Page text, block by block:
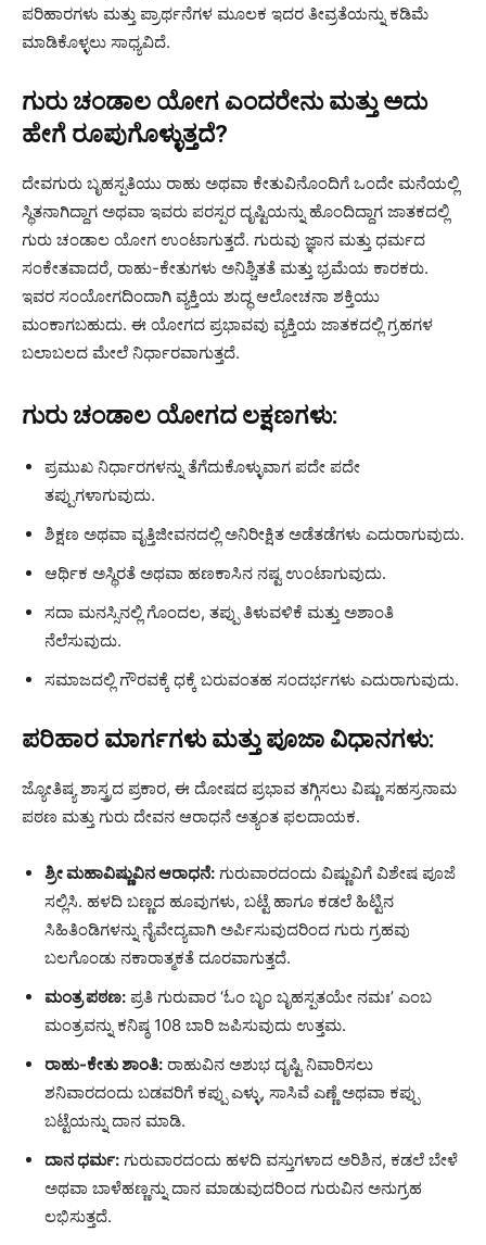
ಪರಿಹಾರಗಳು ಮತ್ತು ಪ್ರಾರ್ಥನೆಗಳ ಮೂಲಕ ಇದರ ತೀವ್ರತೆಯನ್ನು ಕಡಿಮೆ
ಮಾಡಿಕೊಳ್ಳಲು ಸಾಧ್ಯವಿದೆ.
ಗುರು ಚಂಡಾಲ ಯೋಗ ಎಂದರೇನು ಮತ್ತು ಅದು
ಹೇಗೆ ರೂಪುಗೊಳ್ಳುತ್ತದೆ?
ದೇವಗುರು ಬೃಹಸ್ಪತಿಯು ರಾಹು ಅಥವಾ ಕೇತುವಿನೊಂದಿಗೆ ಒಂದೇ ಮನೆಯಲ್ಲಿ
ಸ್ಥಿತನಾಗಿದ್ದಾಗ ಅಥವಾ ಇವರು ಪರಸ್ಪರ ದೃಷ್ಟಿಯನ್ನು ಹೊಂದಿದ್ದಾಗ ಜಾತಕದಲ್ಲಿ
ಗುರು ಚಂಡಾಲ ಯೋಗ ಉಂಟಾಗುತ್ತದೆ. ಗುರುವು ಜ್ಞಾನ ಮತ್ತು ಧರ್ಮದ
ಸಂಕೇತವಾದರೆ, ರಾಹು-ಕೇತುಗಳು ಅನಿಶ್ಚಿತತೆ ಮತ್ತು ಭ್ರಮೆಯ ಕಾರಕರು.
ಇವರ ಸಂಯೋಗದಿಂದಾಗಿ ವ್ಯಕ್ತಿಯ ಶುದ್ಧ ಆಲೋಚನಾ ಶಕ್ತಿಯು
ಮಂಕಾಗಬಹುದು. ಈ ಯೋಗದ ಪ್ರಭಾವವು ವ್ಯಕ್ತಿಯ ಜಾತಕದಲ್ಲಿ ಗ್ರಹಗಳ
ಬಲಾಬಲದ ಮೇಲೆ ನಿರ್ಧಾರವಾಗುತ್ತದೆ.
ಗುರು ಚಂಡಾಲ ಯೋಗದ ಲಕ್ಷಣಗಳು:
ಪ್ರಮುಖ ನಿರ್ಧಾರಗಳನ್ನು ತೆಗೆದುಕೊಳ್ಳುವಾಗ ಪದೇ ಪದೇ
ತಪ್ಪುಗಳಾಗುವುದು.
ಶಿಕ್ಷಣ ಅಥವಾ ವೃತ್ತಿಜೀವನದಲ್ಲಿ ಅನಿರೀಕ್ಷಿತ ಅಡೆತಡೆಗಳು ಎದುರಾಗುವುದು.
ಆರ್ಥಿಕ ಅಸ್ಥಿರತೆ ಅಥವಾ ಹಣಕಾಸಿನ ನಷ್ಟ ಉಂಟಾಗುವುದು.
ಸದಾ ಮನಸ್ಸಿನಲ್ಲಿ ಗೊಂದಲ, ತಪ್ಪು ತಿಳುವಳಿಕೆ ಮತ್ತು ಅಶಾಂತಿ
ನೆಲೆಸುವುದು.
ಸಮಾಜದಲ್ಲಿ ಗೌರವಕ್ಕೆ ಧಕ್ಕೆ ಬರುವಂತಹ ಸಂದರ್ಭಗಳು ಎದುರಾಗುವುದು.
ಪರಿಹಾರ ಮಾರ್ಗಗಳು ಮತ್ತು ಪೂಜಾ ವಿಧಾನಗಳು:
ಜ್ಯೋತಿಷ್ಯ ಶಾಸ್ತ್ರದ ಪ್ರಕಾರ, ಈ ದೋಷದ ಪ್ರಭಾವ ತಗ್ಗಿಸಲು ವಿಷ್ಣು ಸಹಸ್ರನಾಮ
ಪಠಣ ಮತ್ತು ಗುರು ದೇವನ ಆರಾಧನೆ ಅತ್ಯಂತ ಫಲದಾಯಕ.
ಶ್ರೀ ಮಹಾವಿಷ್ಣುವಿನ ಆರಾಧನೆ: ಗುರುವಾರದಂದು ವಿಷ್ಣುವಿಗೆ ವಿಶೇಷ ಪೂಜೆ
ಸಲ್ಲಿಸಿ. ಹಳದಿ ಬಣ್ಣದ ಹೂವುಗಳು, ಬಟ್ಟೆ ಹಾಗೂ ಕಡಲೆ ಹಿಟ್ಟಿನ
ಸಿಹಿತಿಂಡಿಗಳನ್ನು ನೈವೇದ್ಯವಾಗಿ ಅರ್ಪಿಸುವುದರಿಂದ ಗುರು ಗ್ರಹವು
ಬಲಗೊಂಡು ನಕಾರಾತ್ಮಕತೆ ದೂರವಾಗುತ್ತದೆ.
ಮಂತ್ರ ಪಠಣ: ಪ್ರತಿ ಗುರುವಾರ ‘ಓಂ ಬೃಂ ಬೃಹಸ್ಪತಯೇ ನಮಃ’ ಎಂಬ
ಮಂತ್ರವನ್ನು ಕನಿಷ್ಠ 108 ಬಾರಿ ಜಪಿಸುವುದು ಉತ್ತಮ.
ರಾಹು-ಕೇತು ಶಾಂತಿ: ರಾಹುವಿನ ಅಶುಭ ದೃಷ್ಟಿ ನಿವಾರಿಸಲು
ಶನಿವಾರದಂದು ಬಡವರಿಗೆ ಕಪ್ಪು ಎಳ್ಳು, ಸಾಸಿವೆ ಎಣ್ಣೆ ಅಥವಾ ಕಪ್ಪು
ಬಟ್ಟೆಯನ್ನು ದಾನ ಮಾಡಿ.
ದಾನ ಧರ್ಮ: ಗುರುವಾರದಂದು ಹಳದಿ ವಸ್ತುಗಳಾದ ಅರಿಶಿನ, ಕಡಲೆ ಬೇಳೆ
ಅಥವಾ ಬಾಳೆಹಣ್ಣನ್ನು ದಾನ ಮಾಡುವುದರಿಂದ ಗುರುವಿನ ಅನುಗ್ರಹ
ಲಭಿಸುತ್ತದೆ.